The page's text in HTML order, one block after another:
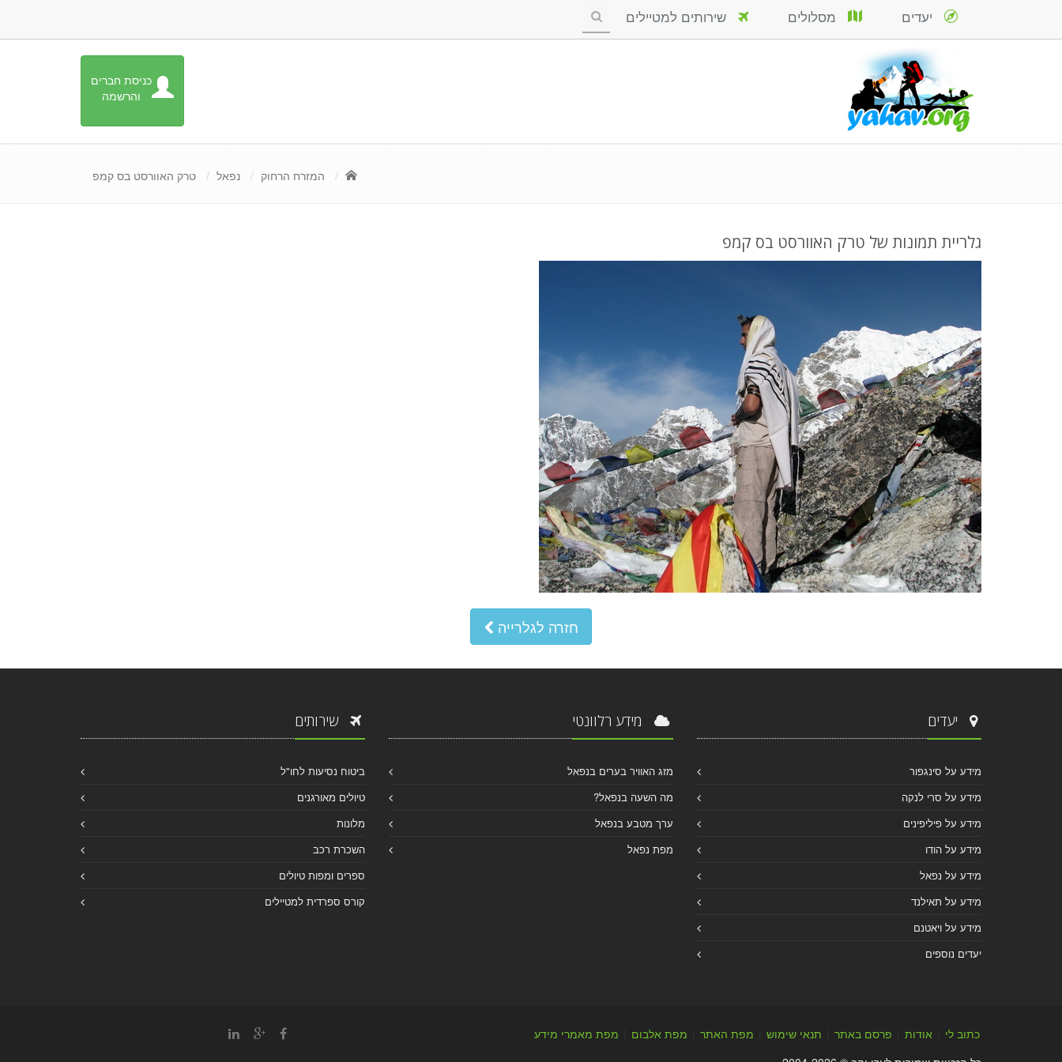
כניסת חברים
והרשמה
יעדים מסלולים שירותים למטיילים
המזרח הרחוק נפאל טרק האוורסט בס קמפ
גלריית תמונות של טרק האוורסט בס קמפ
חזרה לגלרייה
יעדים
מידע על סינגפור
מידע על סרי לנקה
מידע על פיליפינים
מידע על הודו
מידע על נפאל
מידע על תאילנד
מידע על ויאטנם
יעדים נוספים
מידע רלוונטי
מזג האוויר בערים בנפאל
מה השעה בנפאל?
ערך מטבע בנפאל
מפת נפאל
שירותים
ביטוח נסיעות לחו"ל
טיולים מאורגנים
מלונות
השכרת רכב
ספרים ומפות טיולים
קורס ספרדית למטיילים
כתוב לי אודות פרסם באתר תנאי שימוש מפת האתר מפת אלבום
מפת מאמרי מידע